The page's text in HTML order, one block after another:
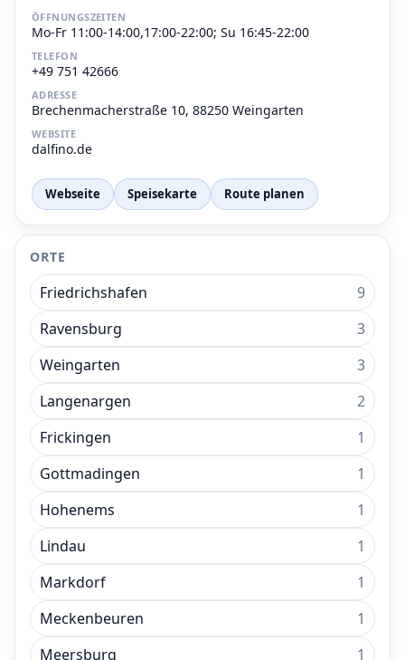
ÖFFNUNGSZEITEN
Mo-Fr 11:00-14:00,17:00-22:00; Su 16:45-22:00
TELEFON
+49 751 42666
ADRESSE
Brechenmacherstraße 10, 88250 Weingarten
WEBSITE
dalfino.de
Webseite Speisekarte Route planen
ORTE
Friedrichshafen
9
Ravensburg
3
Weingarten
3
Langenargen
2
Frickingen
1
Gottmadingen
1
Hohenems
1
Lindau
1
Markdorf
1
Meckenbeuren
1
Meersburg
1